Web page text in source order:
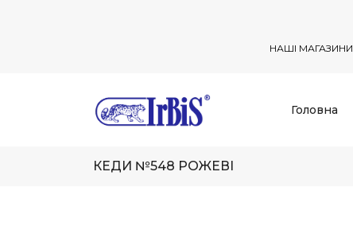
НАШІ МАГАЗИНИ
Головна
КЕДИ №548 РОЖЕВІ